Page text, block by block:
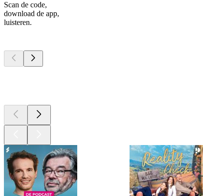
Scan de code,
download de app,
luisteren.